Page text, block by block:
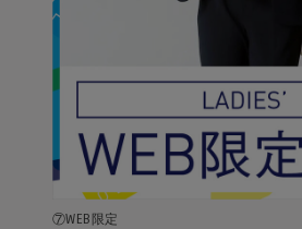
⑦WEB限定